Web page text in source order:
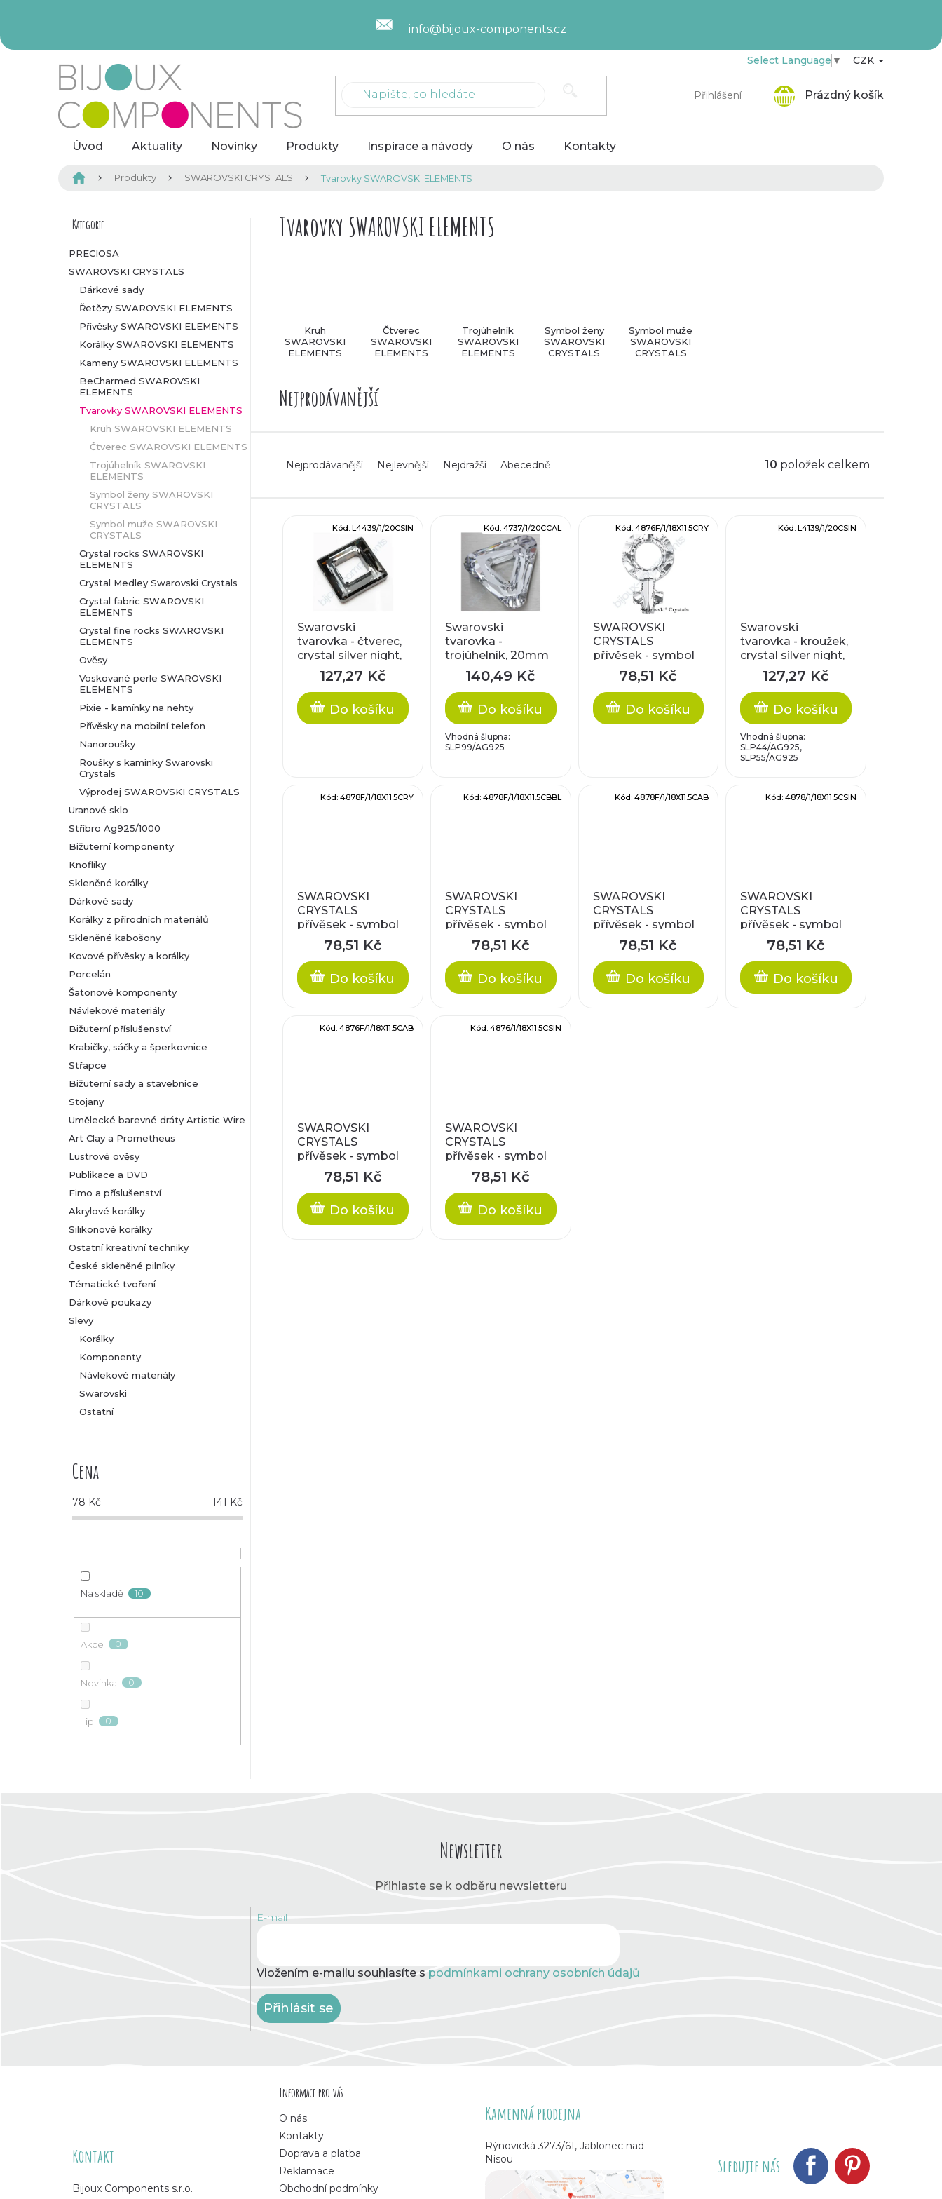
info@bijoux-components.cz
Přihlášení
Select Language ▼ CZK
Prázdný košík
Úvod Aktuality Novinky Produkty Inspirace a návody O nás Kontakty
Domů Produkty SWAROVSKI CRYSTALS Tvarovky SWAROVSKI ELEMENTS
P
o
s
n
n
Přeskočit
Kategorie
PRECIOSA
SWAROVSKI CRYSTALS
Dárkové sady
Řetězy SWAROVSKI ELEMENTS
Přívěsky SWAROVSKI ELEMENTS
Korálky SWAROVSKI ELEMENTS
Kameny SWAROVSKI ELEMENTS
BeCharmed SWAROVSKI
ELEMENTS
Tvarovky SWAROVSKI ELEMENTS
Kruh SWAROVSKI ELEMENTS
Čtverec SWAROVSKI ELEMENTS
Trojúhelník SWAROVSKI
ELEMENTS
Symbol ženy SWAROVSKI
CRYSTALS
Symbol muže SWAROVSKI
CRYSTALS
Crystal rocks SWAROVSKI
ELEMENTS
Crystal Medley Swarovski Crystals
Crystal fabric SWAROVSKI
ELEMENTS
Crystal fine rocks SWAROVSKI
ELEMENTS
Ověsy
Voskované perle SWAROVSKI
ELEMENTS
Pixie - kamínky na nehty
Přívěsky na mobilní telefon
Nanoroušky
Roušky s kamínky Swarovski
Crystals
Výprodej SWAROVSKI CRYSTALS
Uranové sklo
Stříbro Ag925/1000
Bižuterní komponenty
Knoflíky
Skleněné korálky
Dárkové sady
Korálky z přírodních materiálů
Skleněné kabošony
Kovové přívěsky a korálky
Porcelán
Šatonové komponenty
Návlekové materiály
Bižuterní příslušenství
Krabičky, sáčky a šperkovnice
Střapce
Bižuterní sady a stavebnice
Stojany
Umělecké barevné dráty Artistic Wire
Art Clay a Prometheus
Lustrové ověsy
Publikace a DVD
Fimo a příslušenství
Akrylové korálky
Silikonové korálky
Ostatní kreativní techniky
České skleněné pilníky
Tématické tvoření
Dárkové poukazy
Slevy
Korálky
Komponenty
Návlekové materiály
Swarovski
Ostatní
Cena
78 Kč 141 Kč
Na skladě 10
Akce 0
Novinka 0
Tip 0
Tvarovky SWAROVSKI ELEMENTS
Kruh
SWAROVSKI
ELEMENTS
Čtverec
SWAROVSKI
ELEMENTS
Trojúhelník
SWAROVSKI
ELEMENTS
Symbol ženy
SWAROVSKI
CRYSTALS
Symbol muže
SWAROVSKI
CRYSTALS
Nejprodávanější
Nejprodávanější Nejlevnější Nejdražší Abecedně 10 položek celkem
Swarovski
tvarovka - čtverec,
crystal silver night,
20mm127,27 Kč
Do košíku
Kód: L4439/1/20CSIN
Swarovski
tvarovka -
trojúhelník, 20mm
140,49 Kč
Do košíku
Vhodná šlupna:
SLP99/AG925
Kód: 4737/1/20CCAL
SWAROVSKI
CRYSTALS
přívěsek - symbol
ženy, crystal F,
18x11,5mm
78,51 Kč
Do košíku
Kód:4876F/1/18X11.5CRY
Swarovski
tvarovka - kroužek,
crystal silver night,
20mm127,27 Kč
Do košíku
Vhodná šlupna:
SLP44/AG925,
SLP55/AG925
Kód: L4139/1/20CSIN
SWAROVSKI
CRYSTALS
přívěsek - symbol
muže, crystal F,
18x11,5mm
78,51 Kč
Do košíku
Kód: 4878F/1/18X11.5CRY
SWAROVSKI
CRYSTALS
přívěsek - symbol
muže, crystal
bermuda blue F,
18x11,5mm
78,51 Kč
Do košíku
Kód: 4878F/1/18X11.5CBBL
SWAROVSKI
CRYSTALS
přívěsek - symbol
muže, crystal AB F,
18x11,5mm
78,51 Kč
Do košíku
Kód:4878F/1/18X11.5CAB
SWAROVSKI
CRYSTALS
přívěsek - symbol
muže, crystal silver
night, 18x11,5mm
78,51 Kč
Do košíku
Kód: 4878/1/18X11.5CSIN
SWAROVSKI
CRYSTALS
přívěsek - symbol
ženy, crystal AB,
18x11,5mm
78,51 Kč
Do košíku
Kód: 4876F/1/18X11.5CAB
SWAROVSKI
CRYSTALS
přívěsek - symbol
ženy, crystal silver
night, 18x11,5mm
78,51 Kč
Do košíku
Kód: 4876/1/18X11.5CSIN
Newsletter
Přihlaste se k odběru newsletteru
E-mail
Vložením e-mailu souhlasíte s podmínkami ochrany osobních údajů
Přihlásit se
Kontakt
Bijoux Components s.r.o.
Informace pro vás
O nás
Kontakty
Doprava a platba
Reklamace
Obchodní podmínky
Kamenná prodejna
Rýnovická 3273/61, Jablonec nad
Nisou
Sledujte nás